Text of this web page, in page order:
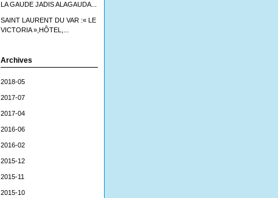
LA GAUDE JADIS ALAGAUDA...
SAINT LAURENT DU VAR :« LE
VICTORIA »,HÔTEL,...
Archives
2018-05
2017-07
2017-04
2016-06
2016-02
2015-12
2015-11
2015-10